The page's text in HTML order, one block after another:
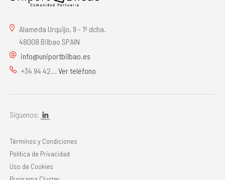
Alameda Urquijo, 9 - 1º dcha.
48008 Bilbao SPAIN
info@uniportbilbao.es
+34 94 42... Ver teléfono
Síguenos:
Términos y Condiciones
Política de Privacidad
Uso de Cookies